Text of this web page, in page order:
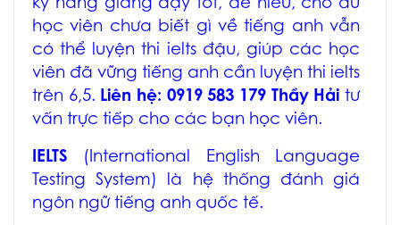
kỹ năng giảng dạy tốt, dễ hiểu, cho dù
học viên chưa biết gì về tiếng anh vẫn
có thể luyện thi ielts đậu, giúp các học
viên đã vững tiếng anh cần luyện thi ielts
trên 6,5. Liên hệ: 0919 583 179 Thầy Hải tư
vấn trực tiếp cho các bạn học viên.
IELTS (International English Language
Testing System) là hệ thống đánh giá
ngôn ngữ tiếng anh quốc tế.